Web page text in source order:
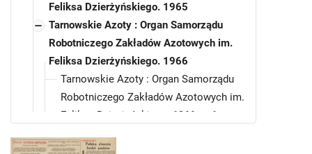
Feliksa Dzierżyńskiego. 1965
Tarnowskie Azoty : Organ Samorządu
Robotniczego Zakładów Azotowych im.
Feliksa Dzierżyńskiego. 1966
Tarnowskie Azoty : Organ Samorządu
Robotniczego Zakładów Azotowych im.
Feliksa Dzierżyńskiego. 1966, nr 1
Robotniczego Zakładów Azotowych im.